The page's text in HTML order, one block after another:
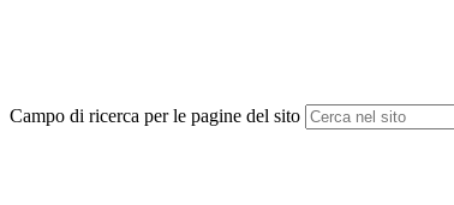
Campo di ricerca per le pagine del sito